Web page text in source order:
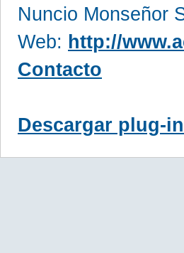
Nuncio Monseñor
Web: http://
Contacto
Descargar plug-